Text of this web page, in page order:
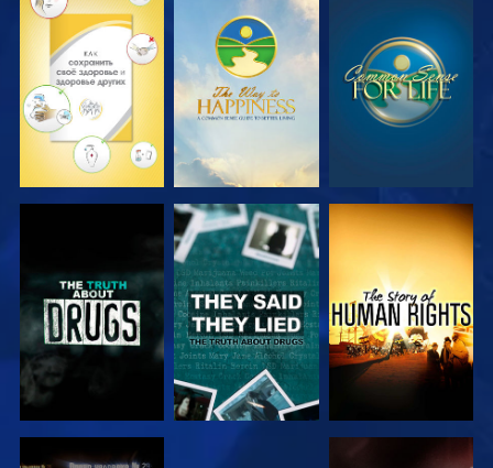
СМОТРЕТЬ СМОТРЕТЬ СМОТРЕТЬ
СМОТРЕТЬ СМОТРЕТЬ